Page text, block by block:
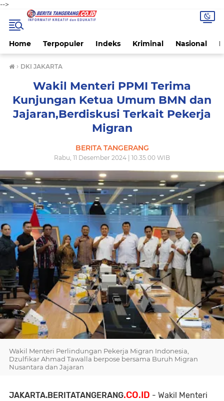
-->
Home Terpopuler Indeks Kriminal Nasional
› DKI JAKARTA
Wakil Menteri PPMI Terima
Kunjungan Ketua Umum BMN dan
Jajaran,Berdiskusi Terkait Pekerja
Migran
BERITA TANGERANG
Rabu, 11 Desember 2024 | 10.35.00 WIB
Wakil Menteri Perlindungan Pekerja Migran Indonesia,
Dzulfikar Ahmad Tawalla berpose bersama Buruh Migran
Nusantara dan Jajaran
JAKARTA.BERITATANGERANG.CO.ID - Wakil Menteri